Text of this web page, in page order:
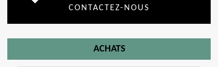
CONTACTEZ-NOUS
ACHATS